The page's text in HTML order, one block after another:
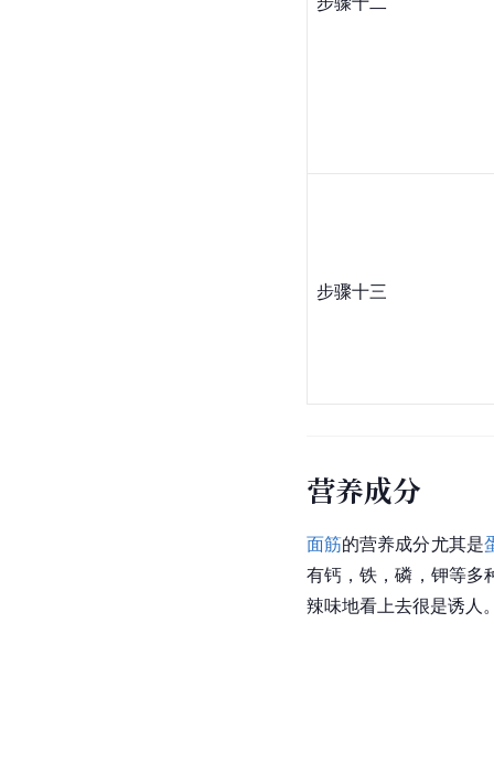
步骤十三
营养成分
面筋的营养成分尤其是
有钙，铁，磷，钾等多
辣味地看上去很是诱人